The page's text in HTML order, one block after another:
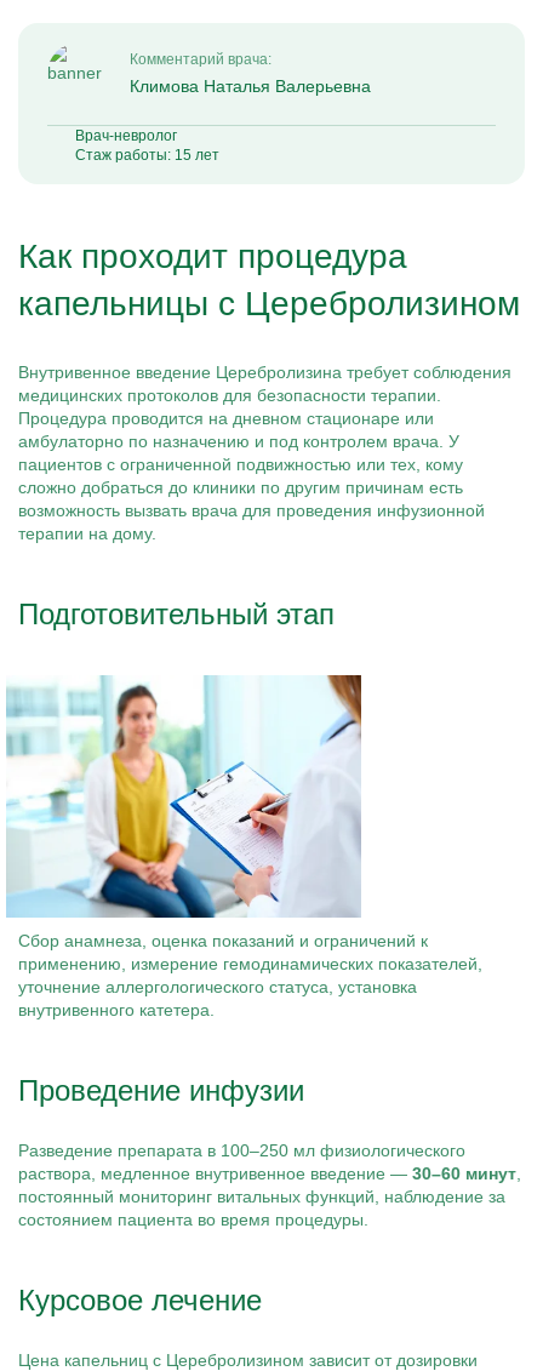
Комментарий врача:
Климова Наталья Валерьевна
Врач-невролог
Стаж работы: 15 лет
Как проходит процедура
капельницы с Церебролизином
Внутривенное введение Церебролизина требует соблюдения
медицинских протоколов для безопасности терапии.
Процедура проводится на дневном стационаре или
амбулаторно по назначению и под контролем врача. У
пациентов с ограниченной подвижностью или тех, кому
сложно добраться до клиники по другим причинам есть
возможность вызвать врача для проведения инфузионной
терапии на дому.
Подготовительный этап
Сбор анамнеза, оценка показаний и ограничений к
применению, измерение гемодинамических показателей,
уточнение аллергологического статуса, установка
внутривенного катетера.
Проведение инфузии
Разведение препарата в 100–250 мл физиологического
раствора, медленное внутривенное введение — 30–60 минут
постоянный мониторинг витальных функций, наблюдение за
состоянием пациента во время процедуры.
Курсовое лечение
Цена капельниц с Церебролизином зависит от дозировки